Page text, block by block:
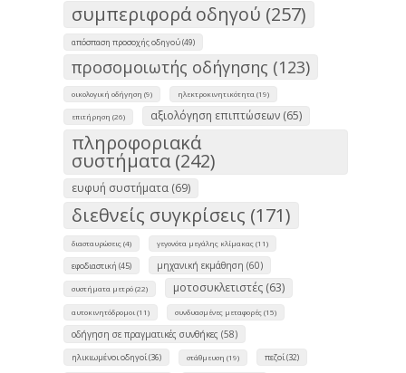
συμπεριφορά οδηγού (257)
απόσπαση προσοχής οδηγού (49)
προσομοιωτής οδήγησης (123)
οικολογική οδήγηση (9) ηλεκτροκινητικότητα (19)
επιτήρηση (26) αξιολόγηση επιπτώσεων (65)
πληροφοριακά
συστήματα (242)
ευφυή συστήματα (69)
διεθνείς συγκρίσεις (171)
διασταυρώσεις (4) γεγονότα μεγάλης κλίμακας (11)
εφοδιαστική (45) μηχανική εκμάθηση (60)
συστήματα μετρό (22) μοτοσυκλετιστές (63)
αυτοκινητόδρομοι (11) συνδυασμένες μεταφορές (15)
οδήγηση σε πραγματικές συνθήκες (58)
ηλικιωμένοι οδηγοί (36) στάθμευση (19) πεζοί (32)